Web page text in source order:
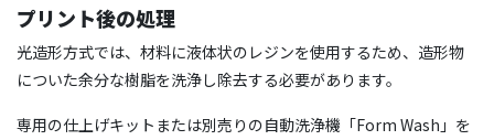
プリント後の処理
光造形方式では、材料に液体状のレジンを使用するため、造形物
についた余分な樹脂を洗浄し除去する必要があります。
専用の仕上げキットまたは別売りの自動洗浄機「Form Wash」を